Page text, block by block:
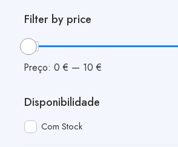
Filter by price
Preço: 0 € — 10 €
Disponibilidade
Com Stock